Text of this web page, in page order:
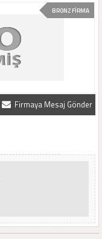
BRONZ FİRMA
Firmaya Mesaj Gönder